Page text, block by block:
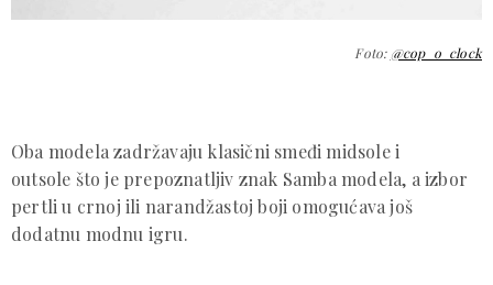
Foto:@cop_o_clock
Oba modela zadržavaju klasični smeđi midsole i
outsole što je prepoznatljiv znak Samba modela, a izbor
pertli u crnoj ili narandžastoj boji omogućava još
dodatnu modnu igru.